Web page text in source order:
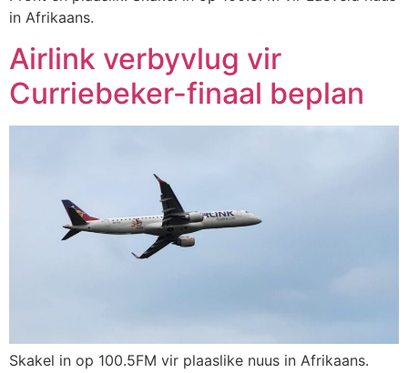
in Afrikaans.
Airlink verbyvlug vir
Curriebeker-finaal beplan
Skakel in op 100.5FM vir plaaslike nuus in Afrikaans.